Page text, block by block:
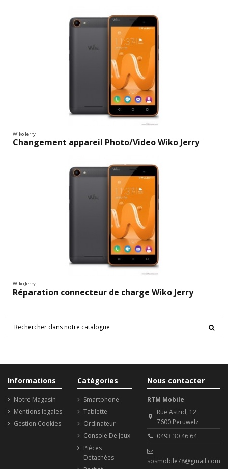
Wiko Jerry
Changement appareil Photo/Video Wiko Jerry
Wiko Jerry
Réparation connecteur de charge Wiko Jerry
Informations
Notre Magasin
Mentions légales
Gestion Cookies
Catégories
Smartphone
Tablette
Ordinateur
Console De Jeux
Pièces
Détachées
Nous contacter
RTM Mobile
Rue Astrid, 12
7600 Peruwelz
0493 30 46 64
sosmobile78@gmail.com